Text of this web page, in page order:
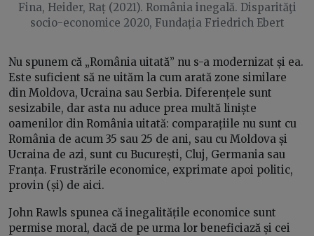
Fina, Heider, Raț (2021). România inegală. Disparităţi
socio-economice 2020, Fundația Friedrich Ebert
Nu spunem că „România uitată” nu s-a modernizat și ea.
Este suficient să ne uităm la cum arată zone similare
din Moldova, Ucraina sau Serbia. Diferențele sunt
sesizabile, dar asta nu aduce prea multă liniște
oamenilor din România uitată: comparațiile nu sunt cu
România de acum 35 sau 25 de ani, sau cu Moldova și
Ucraina de azi, sunt cu București, Cluj, Germania sau
Franța. Frustrările economice, exprimate apoi politic,
provin (și) de aici.
John Rawls spunea că inegalitățile economice sunt
permise moral, dacă de pe urma lor beneficiază și cei